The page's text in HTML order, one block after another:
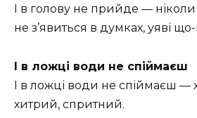
І в голову не прийде —
не з’явиться в думках, уяві
І в ложці води не спіймаєш
І в ложці води не спіймаєш —
хитрий, спритний.